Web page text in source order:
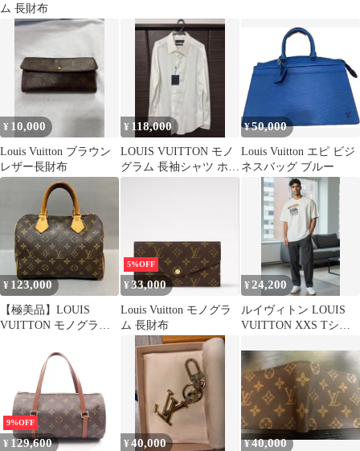
ム 長財布
¥ 10,000
Louis Vuitton ブラウン
レザー長財布
¥ 118,000
LOUIS VUITTON モノ
グラム 長袖シャツ ホワ
¥50,000
Louis Vuitton エピ ビジ
ネスバッグ ブルー
¥ 123,000
【極美品】LOUIS
VUITTON モノグラム
5%OFF
¥33,000
Louis Vuitton モノグラ
ム 長財布
¥ 24,200
ルイヴィトン LOUIS
VUITTON XXS Tシャ
9%OFF
¥ 129,600 ¥40,000 ¥40,000